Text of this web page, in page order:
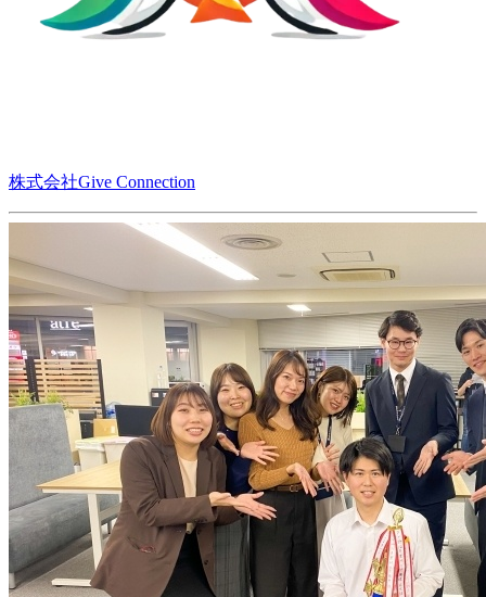
株式会社Give Connection